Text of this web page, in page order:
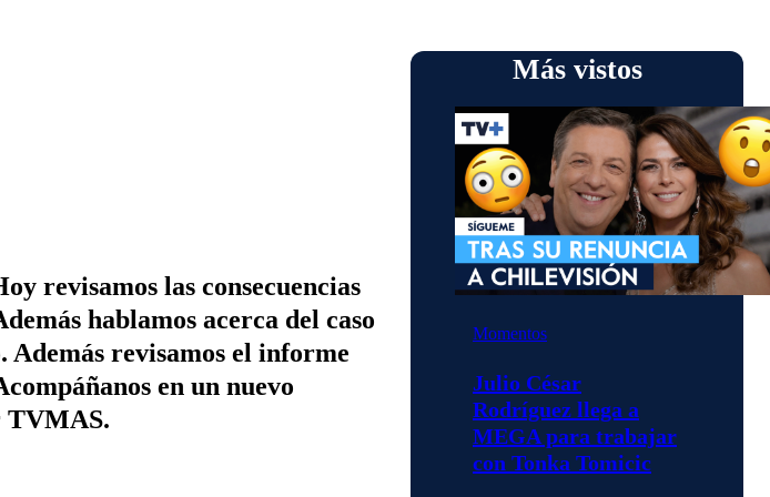
revisamos las consecuencias
hablamos acerca del caso
Además revisamos el informe
en un nuevo
TVMAS.
Más vistos
Momentos
Julio César
Rodríguez llega a
MEGA para trabajar
con Tonka Tomicic